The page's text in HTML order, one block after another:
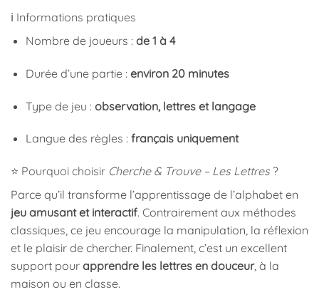
ℹ️ Informations pratiques
Nombre de joueurs : de 1 à 4
Durée d’une partie : environ 20 minutes
Type de jeu : observation, lettres et langage
Langue des règles : français uniquement
⭐ Pourquoi choisir Cherche & Trouve – Les Lettres ?
Parce qu’il transforme l’apprentissage de l’alphabet en
jeu amusant et interactif. Contrairement aux méthodes
classiques, ce jeu encourage la manipulation, la réflexion
et le plaisir de chercher. Finalement, c’est un excellent
support pour apprendre les lettres en douceur, à la
maison ou en classe.